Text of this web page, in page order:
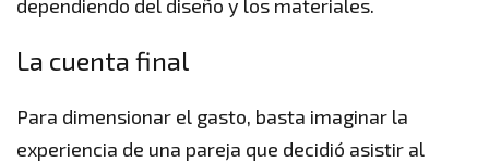
dependiendo del diseño y los materiales.
La cuenta final
Para dimensionar el gasto, basta imaginar la
experiencia de una pareja que decidió asistir al